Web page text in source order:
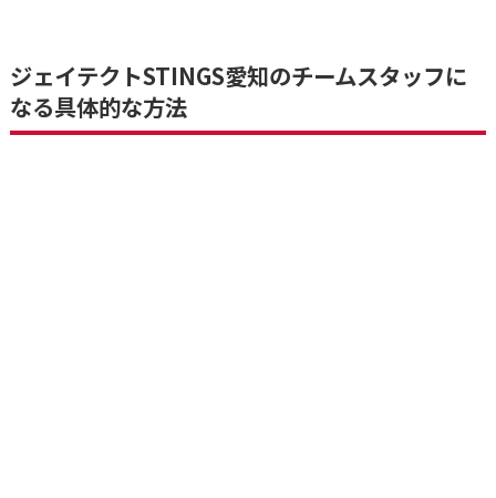
ジェイテクトSTINGS愛知のチームスタッフに
なる具体的な方法